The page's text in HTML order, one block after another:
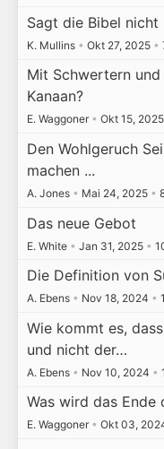
Sagt die Bibel nicht
K. Mullins • Okt 27, 2025 •
Mit Schwertern
Kanaan?
E. Waggoner • Okt 15, 2025
Den Wohlgeruch
machen ...
A. Jones • Mai 24, 2025 •
Das neue Gebot
E. White • Jan 31, 2025 •
Die Definition von
A. Ebens • Nov 18, 2024 •
Wie kommt es,
und nicht der…
A. Ebens • Nov 10, 2024 •
Was wird das Ende
E. Waggoner • Okt 03,